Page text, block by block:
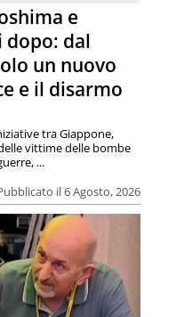
e
dopo: dal
un nuovo
e il disarmo
il 6 Agosto, 2026
tra Giappone,
vittime delle bombe
...